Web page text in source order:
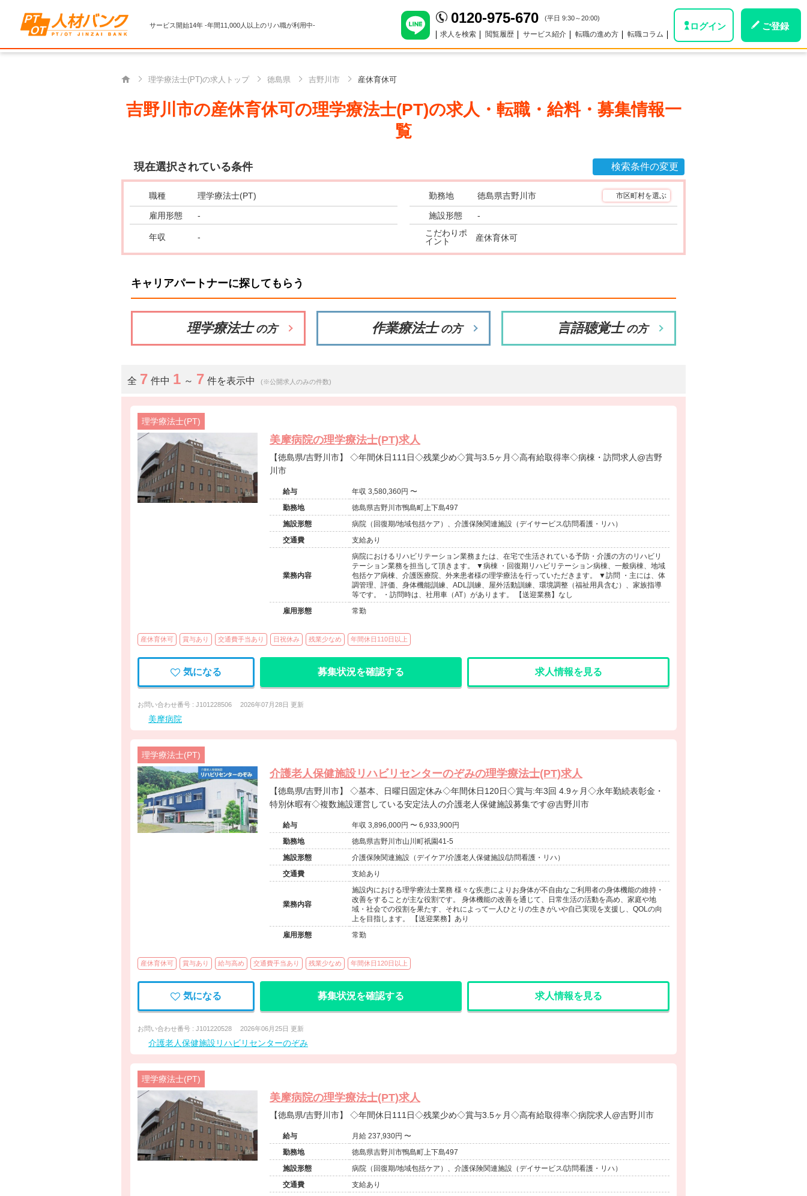
サービス開始14年 -年間11,000人以上のリハ職が利用中- 0120-975-670 (平日 9:30～20:00)
求人を検索 閲覧履歴 サービス紹介 転職の進め方 転職コラム
ログイン ご登録
理学療法士(PT)の求人トップ 徳島県 吉野川市 産休育休可
吉野川市の産休育休可の理学療法士(PT)の求人・転職・給料・募集情報一
覧
現在選択されている条件 検索条件の変更
職種 理学療法士(PT) 勤務地 徳島県吉野川市 市区町村を選ぶ
雇用形態 - 施設形態 -
年収 -
こだわりポ
イント
産休育休可
キャリアパートナーに探してもらう
理学療法士 の方 作業療法士 の方 言語聴覚士 の方
全 7 件中 1 ～ 7 件を表示中 (※公開求人のみの件数)
理学療法士(PT)
美摩病院の理学療法士(PT)求人
【徳島県/吉野川市】 ◇年間休日111日◇残業少め◇賞与3.5ヶ月◇高有給取得率◇病棟・訪問求人@吉野
川市
給与
年収 3,580,360円 〜
勤務地
徳島県吉野川市鴨島町上下島497
施設形態
病院（回復期/地域包括ケア）、介護保険関連施設（デイサービス/訪問看護・リハ）
交通費
支給あり
業務内容
病院におけるリハビリテーション業務または、在宅で生活されている予防・介護の方のリハビリ
テーション業務を担当して頂きます。 ▼病棟 ・回復期リハビリテーション病棟、一般病棟、地域
包括ケア病棟、介護医療院、外来患者様の理学療法を行っていただきます。 ▼訪問 ・主には、体
調管理、評価、身体機能訓練、ADL訓練、屋外活動訓練、環境調整（福祉用具含む）、家族指導
等です。 ・訪問時は、社用車（AT）があります。 【送迎業務】なし
雇用形態
常勤
産休育休可 賞与あり 交通費手当あり 日祝休み 残業少なめ 年間休日110日以上
気になる 募集状況を確認する 求人情報を見る
お問い合わせ番号 : J101228506 2026年07月28日 更新
美摩病院
理学療法士(PT)
介護老人保健施設リハビリセンターのぞみの理学療法士(PT)求人
【徳島県/吉野川市】 ◇基本、日曜日固定休み◇年間休日120日◇賞与:年3回 4.9ヶ月◇永年勤続表彰金・
特別休暇有◇複数施設運営している安定法人の介護老人保健施設募集です@吉野川市
給与
年収 3,896,000円 〜 6,933,900円
勤務地
徳島県吉野川市山川町祇園41-5
施設形態
介護保険関連施設（デイケア/介護老人保健施設/訪問看護・リハ）
交通費
支給あり
業務内容
施設内における理学療法士業務 様々な疾患によりお身体が不自由なご利用者の身体機能の維持・
改善をすることが主な役割です。 身体機能の改善を通じて、日常生活の活動を高め、家庭や地
域・社会での役割を果たす、それによって一人ひとりの生きがいや自己実現を支援し、QOLの向
上を目指します。 【送迎業務】あり
雇用形態
常勤
産休育休可 賞与あり 給与高め 交通費手当あり 残業少なめ 年間休日120日以上
気になる 募集状況を確認する 求人情報を見る
お問い合わせ番号 : J101220528 2026年06月25日 更新
介護老人保健施設リハビリセンターのぞみ
理学療法士(PT)
美摩病院の理学療法士(PT)求人
【徳島県/吉野川市】 ◇年間休日111日◇残業少め◇賞与3.5ヶ月◇高有給取得率◇病院求人@吉野川市
給与
月給 237,930円 〜
勤務地
徳島県吉野川市鴨島町上下島497
施設形態
病院（回復期/地域包括ケア）、介護保険関連施設（デイサービス/訪問看護・リハ）
交通費
支給あり